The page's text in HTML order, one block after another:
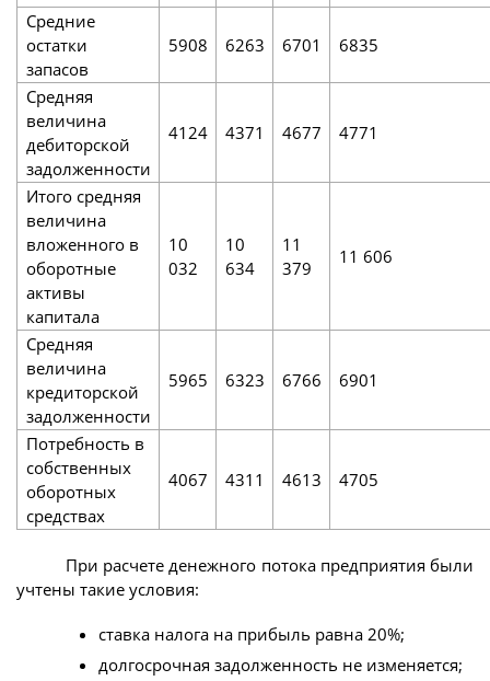
Средние
остатки
запасов
5908 6263 6701 6835
Средняя
величина
дебиторской
задолженности
4124 4371 4677 4771
Итого средняя
величина
вложенного в
оборотные
активы
капитала
10
032
10
634
11
379
11 606
Средняя
величина
кредиторской
задолженности
5965 6323 6766 6901
Потребность в
собственных
оборотных
средствах
4067 4311 4613 4705
При расчете денежного потока предприятия были
учтены такие условия:
ставка налога на прибыль равна 20%;
долгосрочная задолженность не изменяется;